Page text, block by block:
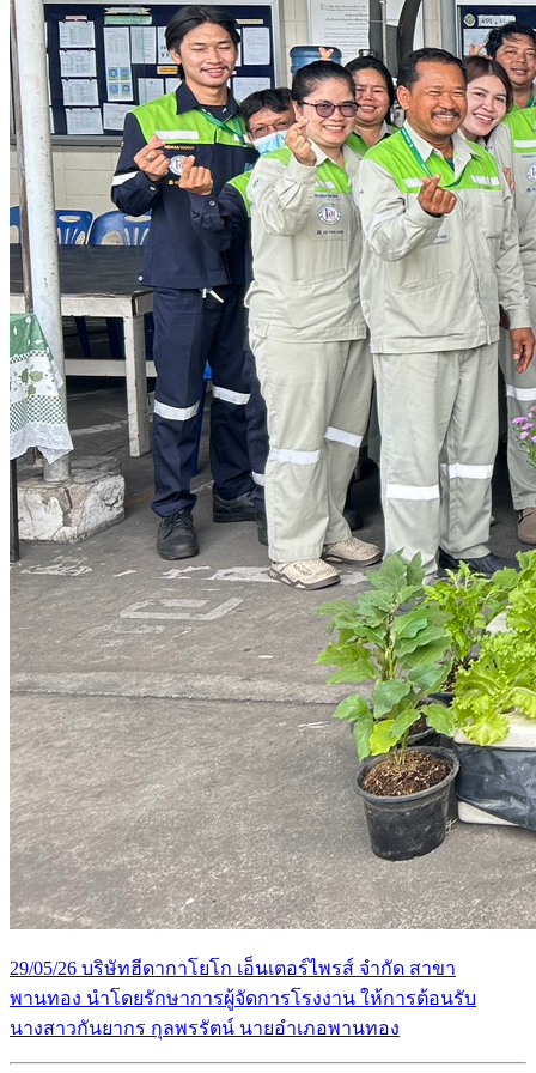
29/05/26 บริษัทฮีดากาโยโก เอ็นเตอร์ไพรส์ จำกัด สาขา
พานทอง นำโดยรักษาการผู้จัดการโรงงาน ให้การต้อนรับ
นางสาวกันยากร กุลพรรัตน์ นายอำเภอพานทอง